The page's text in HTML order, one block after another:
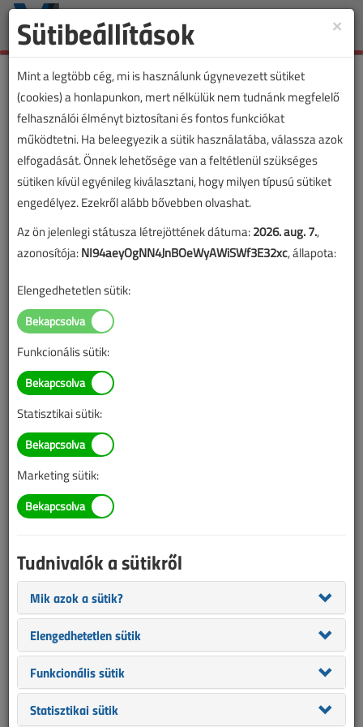
Toggle
Lapszám:
Villámvédelem
A villamos TvMI
villámvédelmi változásai
×
Sütibeállítások
Mint a legtöbb cég, mi is használunk úgynevezett sütiket
(cookies) a honlapunkon, mert nélkülük nem tudnánk megfelelő
felhasználói élményt biztosítani és fontos funkciókat
működtetni. Ha beleegyezik a sütik használatába, válassza azok
elfogadását. Önnek lehetősége van a feltétlenül szükséges
sütiken kívül egyénileg kiválasztani, hogy milyen típusú sütiket
engedélyez. Ezekről alább bővebben olvashat.
Az ön jelenlegi státusza létrejöttének dátuma:2026. aug. 7.,
azonosítója:NI94aeyOgNN4JnBOeWyAWiSWf3E32xc, állapota:
Elengedhetetlen sütik:
Funkcionális sütik:
Statisztikai sütik:
Marketing sütik:
Tudnivalók a sütikről
Mik azok a sütik?
Elengedhetetlen sütik
Funkcionális sütik
Statisztikai sütik